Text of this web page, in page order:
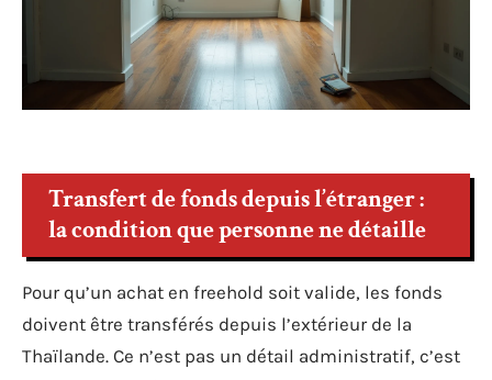
Transfert de fonds depuis l’étranger :
la condition que personne ne détaille
Pour qu’un achat en freehold soit valide, les fonds
doivent être transférés depuis l’extérieur de la
Thaïlande. Ce n’est pas un détail administratif, c’est